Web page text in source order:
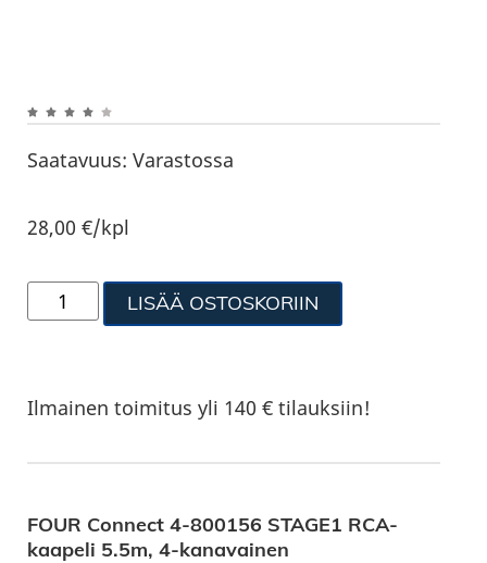
Saatavuus: Varastossa
28,00€/kpl
LISÄÄ OSTOSKORIIN
Ilmainen toimitus yli 140 € tilauksiin!
FOUR Connect 4-800156 STAGE1 RCA-
kaapeli 5.5m, 4-kanavainen